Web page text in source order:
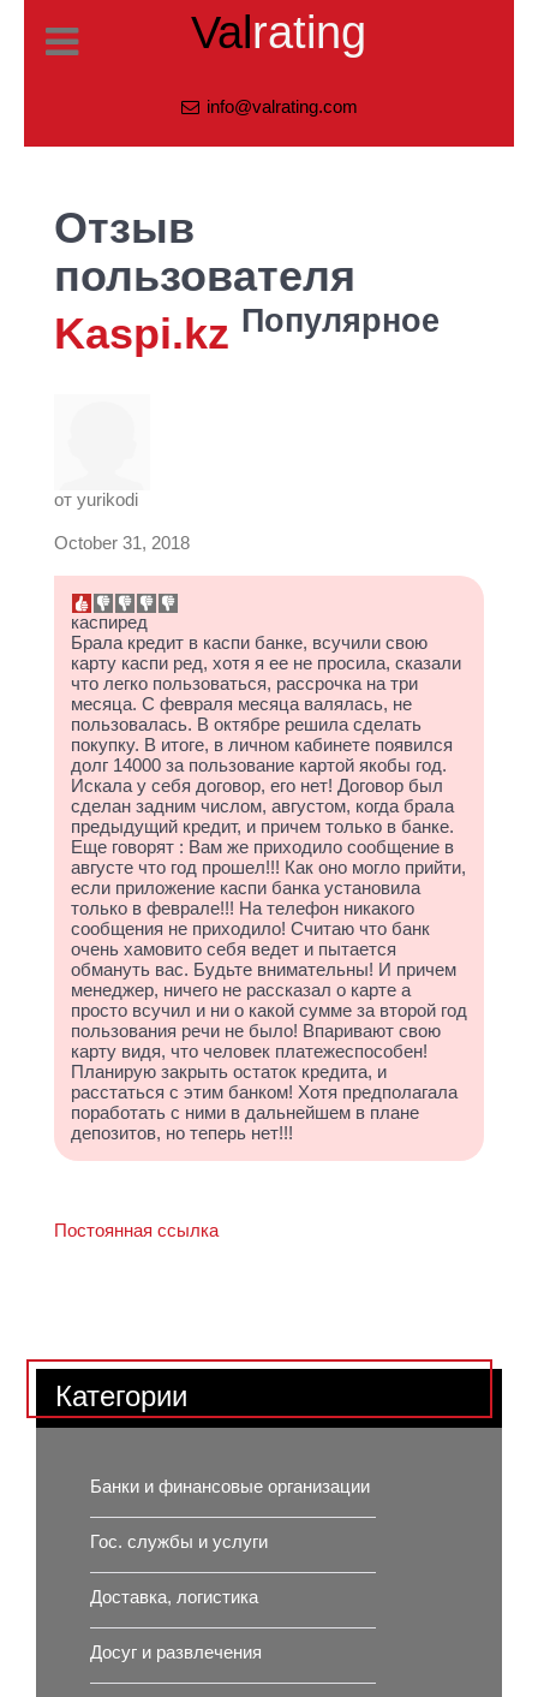
Valrating
info@valrating.com
Отзыв
пользователя
Kaspi.kz Популярное
от yurikodi
October 31, 2018
каспиред
Брала кредит в каспи банке, всучили свою
карту каспи ред, хотя я ее не просила, сказали
что легко пользоваться, рассрочка на три
месяца. С февраля месяца валялась, не
пользовалась. В октябре решила сделать
покупку. В итоге, в личном кабинете появился
долг 14000 за пользование картой якобы год.
Искала у себя договор, его нет! Договор был
сделан задним числом, августом, когда брала
предыдущий кредит, и причем только в банке.
Еще говорят : Вам же приходило сообщение в
августе что год прошел!!! Как оно могло прийти,
если приложение каспи банка установила
только в феврале!!! На телефон никакого
сообщения не приходило! Считаю что банк
очень хамовито себя ведет и пытается
обмануть вас. Будьте внимательны! И причем
менеджер, ничего не рассказал о карте а
просто всучил и ни о какой сумме за второй год
пользования речи не было! Впаривают свою
карту видя, что человек платежеспособен!
Планирую закрыть остаток кредита, и
расстаться с этим банком! Хотя предполагала
поработать с ними в дальнейшем в плане
депозитов, но теперь нет!!!
Постоянная ссылка
Категории
Банки и финансовые организации
Гос. службы и услуги
Доставка, логистика
Досуг и развлечения